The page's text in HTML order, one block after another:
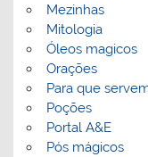
Mezinhas
Mitologia
Óleos magicos
Orações
Para que
Poções
Portal A&E
Pós mágicos